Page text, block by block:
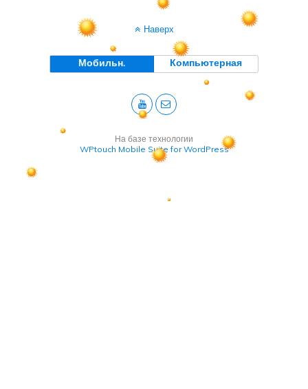
Наверх
Мобильн. Компьютерная
На базе технологии
WPtouch Mobile Suite for WordPress